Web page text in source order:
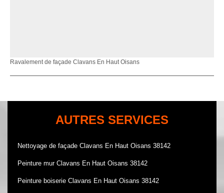
Ravalement de façade Clavans En Haut Oisans
AUTRES SERVICES
Nettoyage de façade Clavans En Haut Oisans 38142
Peinture mur Clavans En Haut Oisans 38142
Peinture boiserie Clavans En Haut Oisans 38142